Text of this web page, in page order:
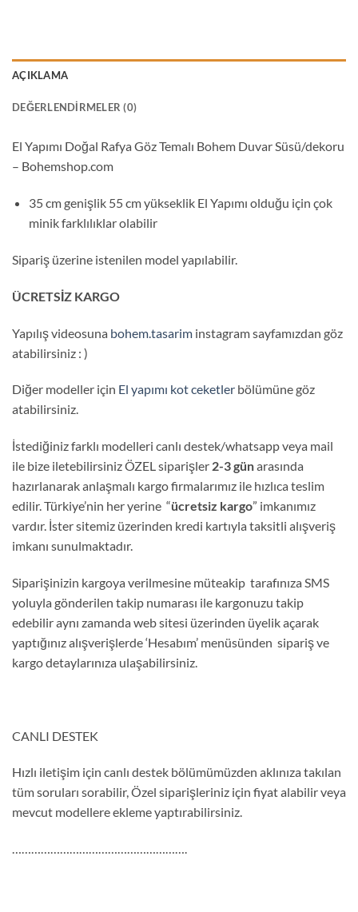
AÇIKLAMA
DEĞERLENDIRMELER (0)
El Yapımı Doğal Rafya Göz Temalı Bohem Duvar Süsü/dekoru
– Bohemshop.com
35 cm genişlik 55 cm yükseklik El Yapımı olduğu için çok
minik farklılıklar olabilir
Sipariş üzerine istenilen model yapılabilir.
ÜCRETSİZ KARGO
Yapılış videosuna bohem.tasarim instagram sayfamızdan göz
atabilirsiniz : )
Diğer modeller için El yapımı kot ceketler bölümüne göz
atabilirsiniz.
İstediğiniz farklı modelleri canlı destek/whatsapp veya mail
ile bize iletebilirsiniz ÖZEL siparişler 2-3 günarasında
hazırlanarak anlaşmalı kargo firmalarımız ile hızlıca teslim
edilir. Türkiye’nin her yerine “ücretsiz kargo” imkanımız
vardır. İster sitemiz üzerinden kredi kartıyla taksitli alışveriş
imkanı sunulmaktadır.
Siparişinizin kargoya verilmesine müteakip tarafınıza SMS
yoluyla gönderilen takip numarası ile kargonuzu takip
edebilir aynı zamanda web sitesi üzerinden üyelik açarak
yaptığınız alışverişlerde ‘Hesabım’ menüsünden sipariş ve
kargo detaylarınıza ulaşabilirsiniz.
CANLI DESTEK
Hızlı iletişim için canlı destek bölümümüzden aklınıza takılan
tüm soruları sorabilir, Özel siparişleriniz için fiyat alabilir veya
mevcut modellere ekleme yaptırabilirsiniz.
……………………………………………….